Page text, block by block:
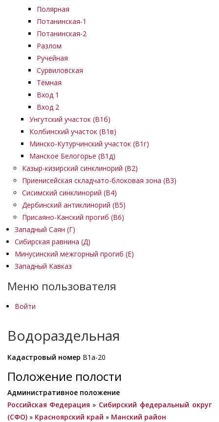
Полярная
Потанинская-1
Потанинская-2
Разлом
Ручейная
Сурвиловская
Тёмная
Вход 1
Вход 2
Унгутский участок (В1б)
Колбинский участок (В1в)
Минско-Кутурчинский участок (В1г)
Манское Белогорье (В1д)
Казыр-кизирский синклинорий (В2)
Приенисейская складчато-блоковая зона (В3)
Сисимский синклинорий (В4)
Дербинский антиклинорий (В5)
Присаяно-Канский прогиб (В6)
Западный Саян (Г)
Сибирская равнина (Д)
Минусинский межгорный прогиб (Е)
Западный Кавказ
Меню пользователя
Войти
Водораздельная
Кадастровый номер В1а-20
Положение полости
Административное положение
Российская Федерация » Сибирский федеральный округ
(СФО) » Красноярский край » Манский район